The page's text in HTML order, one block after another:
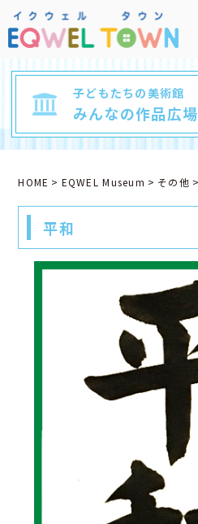
子どもたちの美術館
みんなの作品広場
HOME EQWEL Museum その他
平和